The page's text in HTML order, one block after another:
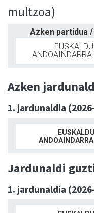
multzoa)
Azken partidua
ANDOAINDARRA
Azken
1. jardunaldia
Jardunaldi
1. jardunaldia